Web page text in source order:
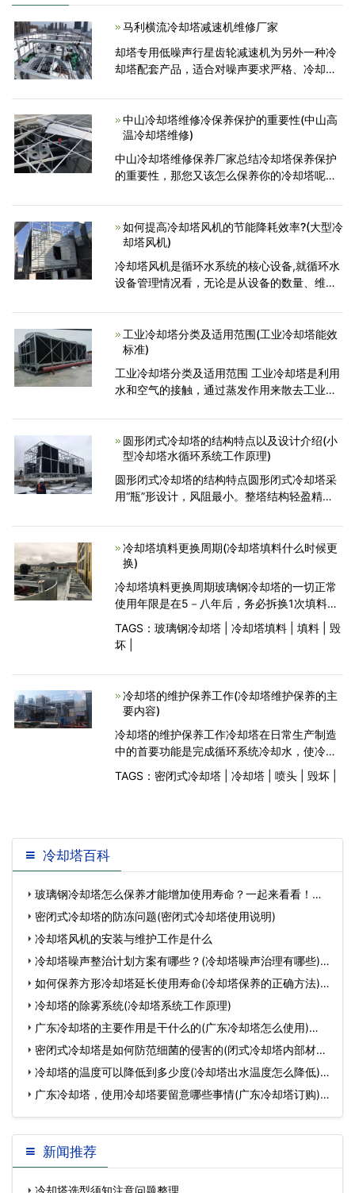
马利横流冷却塔减速机维修厂家
却塔专用低噪声行星齿轮减速机为另外一种冷
却塔配套产品，适合对噪声要求严格、冷却塔
究，制造工艺严格，机械加工后经调质、渗
碳、淬火等热处理，全
中山冷却塔维修冷保养保护的重要性(中山高
温冷却塔维修)
中山冷却塔维修保养厂家总结冷却塔保养保护
的重要性，那您又该怎么保养你的冷却塔呢？
家产品质量问题，许多冷却塔金属结构短时间
内大量生锈，大大减
如何提高冷却塔风机的节能降耗效率?(大型冷
却塔风机)
冷却塔风机是循环水系统的核心设备,就循环水
设备管理情况看，无论是从设备的数量、维修
都占有很大比重。风机台数占车间设备总量的
57%，维修工时占
工业冷却塔分类及适用范围(工业冷却塔能效
标准)
工业冷却塔分类及适用范围 工业冷却塔是利用
水和空气的接触，通过蒸发作用来散去工业上
却塔分类： 工业冷却塔按通风方式分为：①
自然通风冷却塔
圆形闭式冷却塔的结构特点以及设计介绍(小
型冷却塔水循环系统工作原理)
圆形闭式冷却塔的结构特点圆形闭式冷却塔采
用“瓶”形设计，风阻最小。整塔结构轻盈精
闭式冷却塔体由优质玻璃钢制作而成，表面胶
衣采用进口原料
冷却塔填料更换周期(冷却塔填料什么时候更
换)
冷却塔填料更换周期玻璃钢冷却塔的一切正常
使用年限是在5－八年后，务必拆换1次填料。
在未进行一切正常维修保养的情况下，2年就务
必拆卸1次填料。假若塔体填料出现下述发现异
常，就理当马上拆换，让整塔的供热效保证订
TAGS： 玻璃钢冷却塔| 冷却塔填料| 填料| 毁
坏|
冷却塔的维护保养工作(冷却塔维护保养的主
要内容)
冷却塔的维护保养工作冷却塔在日常生产制造
中的首要功能是完成循环系统冷却水，使冷却
循环水做到产量自来水规范。为了防止夏天冷
却塔的水温度差和酸雨的危害浸蚀，冷却塔夏
TAGS： 密闭式冷却塔| 冷却塔| 喷头| 毁坏|
冷却塔百科
玻璃钢冷却塔怎么保养才能增加使用寿命？一起来看看！…
密闭式冷却塔的防冻问题(密闭式冷却塔使用说明)
冷却塔风机的安装与维护工作是什么
冷却塔噪声整治计划方案有哪些？(冷却塔噪声治理有哪些)…
如何保养方形冷却塔延长使用寿命(冷却塔保养的正确方法)…
冷却塔的除雾系统(冷却塔系统工作原理)
广东冷却塔的主要作用是干什么的(广东冷却塔怎么使用)…
密闭式冷却塔是如何防范细菌的侵害的(闭式冷却塔内部材料)
… 冷却塔的温度可以降低到多少度(冷却塔出水温度怎么降低)…
广东冷却塔，使用冷却塔要留意哪些事情(广东冷却塔订购)…
新闻推荐